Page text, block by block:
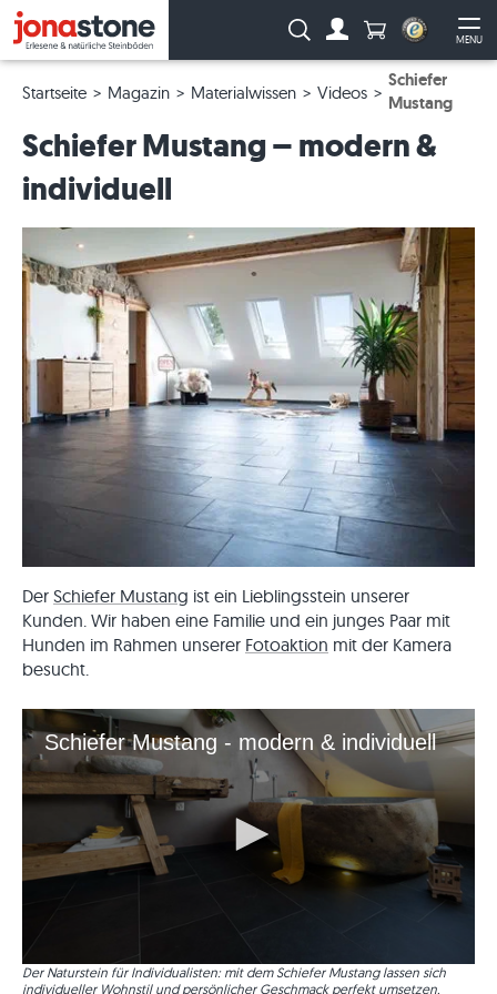
MENU
Suche: Anzahl
Startseite Magazin Materialwissen Videos
Schiefer
Mustang
Schiefer Mustang – modern &
individuell
Der Schiefer Mustang ist ein Lieblingsstein unserer
Kunden. Wir haben eine Familie und ein junges Paar mit
Hunden im Rahmen unserer Fotoaktion mit der Kamera
besucht.
Schiefer Mustang - modern & individuell
0
seconds
Der Naturstein für Individualisten: mit dem Schiefer Mustang lassen sich
individueller Wohnstil und persönlicher Geschmack perfekt umsetzen.